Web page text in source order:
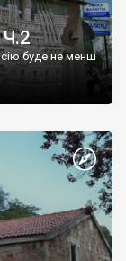
Ч.2
буде не менш